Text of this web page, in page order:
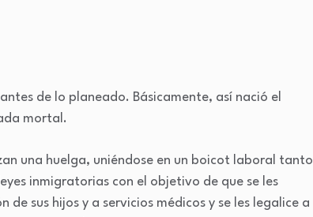
de lo planeado. Básicamente, así nació el
mortal.
una huelga, uniéndose en un boicot laboral tanto
inmigratorias con el objetivo de que se les
sus hijos y a servicios médicos y se les legalice a